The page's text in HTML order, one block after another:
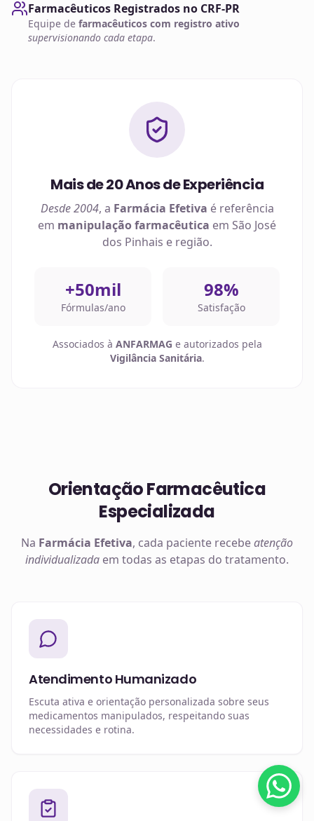
Farmacêuticos Registrados no CRF-PR
Equipe de farmacêuticos com registro ativo
supervisionando cada etapa.
Mais de 20 Anos de Experiência
Desde 2004, a Farmácia Efetiva é referência
em manipulação farmacêutica em São José
dos Pinhais e região.
+50mil
Fórmulas/ano
98%
Satisfação
Associados à ANFARMAG e autorizados pela
Vigilância Sanitária.
Orientação Farmacêutica
Especializada
Na Farmácia Efetiva, cada paciente recebeatenção
individualizada em todas as etapas do tratamento.
Atendimento Humanizado
Escuta ativa e orientação personalizada sobre seus
medicamentos manipulados, respeitando suas
necessidades e rotina.